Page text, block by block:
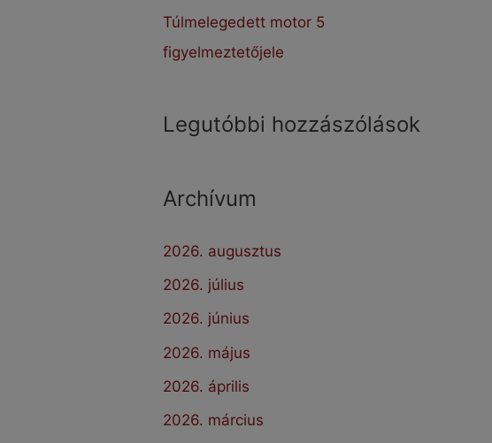
Túlmelegedett motor 5
figyelmeztetőjele
Legutóbbi hozzászólások
Archívum
2026. augusztus
2026. július
2026. június
2026. május
2026. április
2026. március